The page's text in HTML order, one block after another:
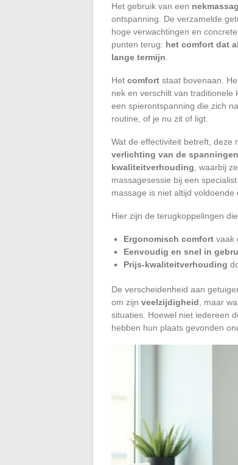
Het gebruik van een
ontspanning. De verzamelde
hoge verwachtingen en
punten terug: het comfort dat
lange termijn
Het comfort staat bovenaan.
nek en verschilt van traditionele
een spierontspanning die zich
routine, of je nu zit of ligt.
Wat de effectiviteit betreft, deze
verlichting van de spanningen
kwaliteitverhouding , waarbij
massagesessie bij een
massage is niet altijd
Hier zijn de terugkoppelingen
Ergonomisch comfort vaak
Eenvoudig en snel in
Prijs-kwaliteitverhouding
De verscheidenheid aan
om zijn veelzijdigheid , maar
situaties. Hoewel niet iedereen
hebben hun plaats gevonden